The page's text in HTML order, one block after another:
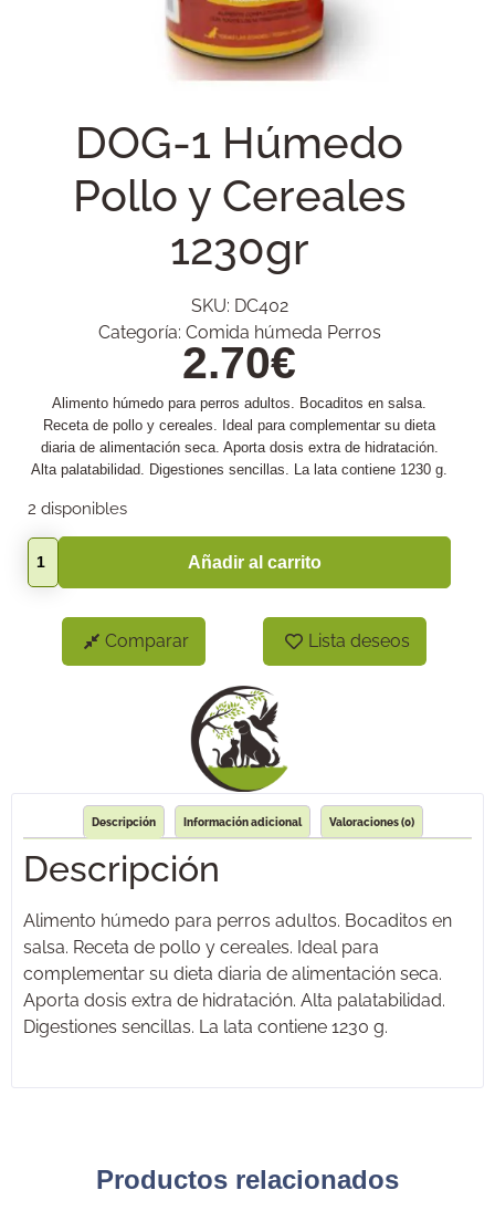
DOG-1 Húmedo
Pollo y Cereales
1230gr
SKU: DC402
Categoría: Comida húmeda Perros
2.70€
Alimento húmedo para perros adultos. Bocaditos en salsa.
Receta de pollo y cereales. Ideal para complementar su dieta
diaria de alimentación seca. Aporta dosis extra de hidratación.
Alta palatabilidad. Digestiones sencillas. La lata contiene 1230 g.
2 disponibles
Añadir al carrito
Comparar Lista deseos
Descripción Información adicional Valoraciones (0)
Descripción
Alimento húmedo para perros adultos. Bocaditos en
salsa. Receta de pollo y cereales. Ideal para
complementar su dieta diaria de alimentación seca.
Aporta dosis extra de hidratación. Alta palatabilidad.
Digestiones sencillas. La lata contiene 1230 g.
Productos relacionados